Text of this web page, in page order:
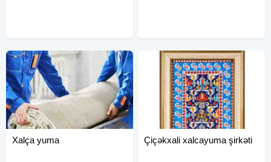
Xalça yuma Çiçəkxali xalcayuma şirkəti